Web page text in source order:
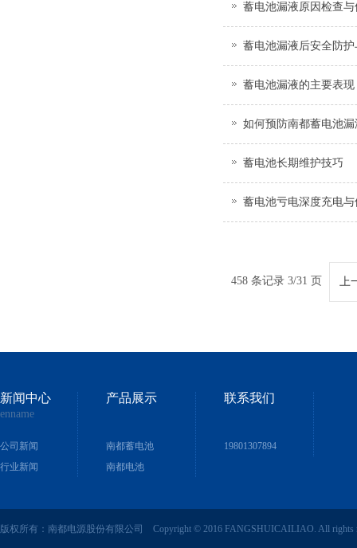
蓄电池漏液原因检查与
蓄电池漏液后安全防
‌蓄电池漏液的主要表现
如何预防南都蓄电池漏
蓄电池长期维护技巧
蓄电池亏电深度充电与
458 条记录 3/31 页 上
新闻中心
enname
公司新闻
行业新闻
产品展示
南都蓄电池
南都电池
联系我们
19801307894
版权所有：南都电源股份有限公司 Copyright © 2016 FANGSHUICAILIAO. All